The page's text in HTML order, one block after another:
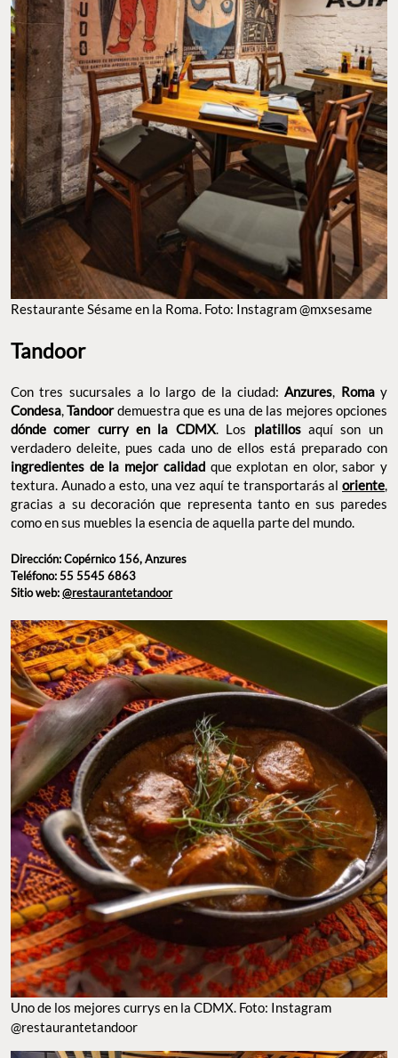
RESTAURANTE SÉSAME EN LA ROMA. FOTO: INSTAGRAM @MXSESAME
Tandoor
Con tres sucursales a lo largo de la ciudad:Anzures ,Romay
Condesa ,Tandoordemuestra que es una de las mejores
opcionesdónde comer curry en la CDMX. Losplatillosaquí son
un verdadero deleite, pues cada uno de ellos está preparado con
ingredientes de la mejor calidad
textura. Aunado a esto, una vez aquí te transportarás al
como en sus muebles la esencia de aquella parte del mundo.
Dirección: Copérnico 156, Anzures
Teléfono: 55 5545 6863
Sitio web: @restaurantetandoor
UNO DE LOS MEJORES CURRYS EN LA CDMX. FOTO: INSTAGRAM @RESTAURANTETANDOOR